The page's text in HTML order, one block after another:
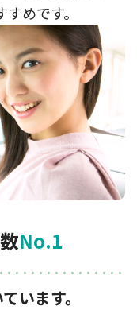
めです。
No.1
います。